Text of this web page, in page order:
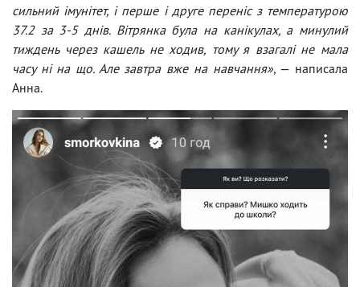
сильний імунітет, і перше і друге переніс з температурою
37.2 за 3-5 днів. Вітрянка була на канікулах, а минулий
тиждень через кашель не ходив, тому я взагалі не мала
часу ні на що. Але завтра вже на навчання», — написала
Анна.